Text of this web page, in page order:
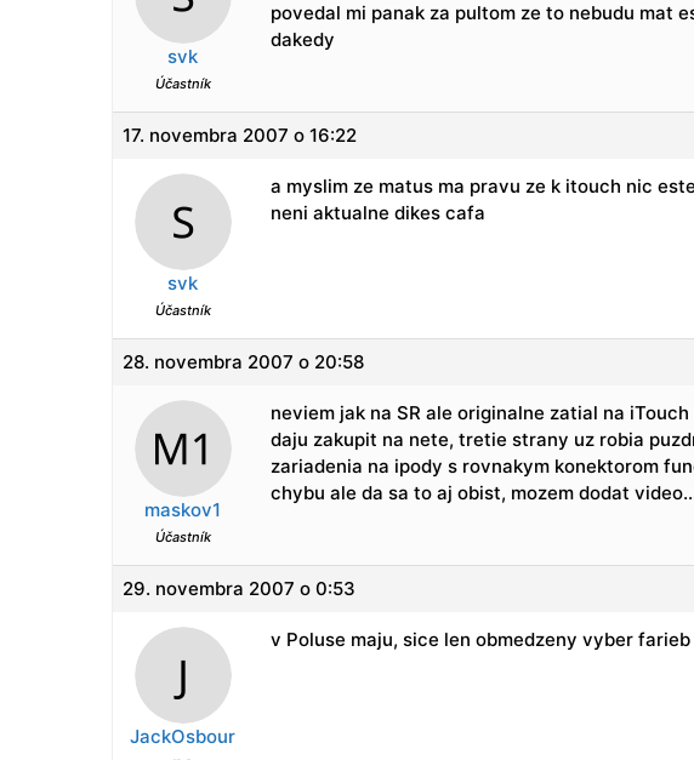
svk
Účastník
povedal mi panak za pultom ze to nebudu mat
dakedy
17. novembra 2007 o 16:22
svk
Účastník
a myslim ze matus ma pravu ze k itouch nic
neni aktualne dikes cafa
28. novembra 2007 o 20:58
maskov1
Účastník
neviem jak na SR ale originalne zatial na
daju zakupit na nete, tretie strany uz robia
zariadenia na ipody s rovnakym konektorom
chybu ale da sa to aj obist, mozem dodat
29. novembra 2007 o 0:53
JackOsbour
v Poluse maju, sice len obmedzeny vyber